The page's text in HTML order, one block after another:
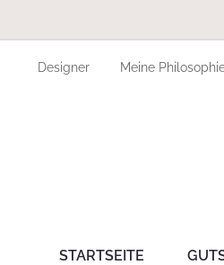
Designer Meine
STARTSEITE